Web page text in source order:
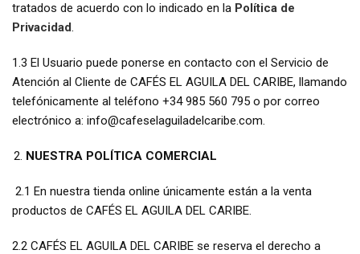
tratados de acuerdo con lo indicado en la Política de
Privacidad.
1.3 El Usuario puede ponerse en contacto con el Servicio de
Atención al Cliente de CAFÉS EL AGUILA DEL CARIBE, llamando
telefónicamente al teléfono +34 985 560 795 o por correo
electrónico a: info@cafeselaguiladelcaribe.com.
NUESTRA POLÍTICA COMERCIAL
2.1 En nuestra tienda online únicamente están a la venta
productos de CAFÉS EL AGUILA DEL CARIBE.
2.2 CAFÉS EL AGUILA DEL CARIBE se reserva el derecho a